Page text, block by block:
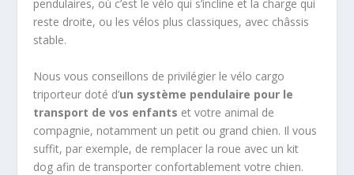
pendulaires, où c’est le vélo qui s’incline et la charge qui
reste droite, ou les vélos plus classiques, avec châssis
stable.
Nous vous conseillons de privilégier le vélo cargo
triporteur doté d’un système pendulaire pour le
transport de vos enfants et votre animal de
compagnie, notamment un petit ou grand chien. Il vous
suffit, par exemple, de remplacer la roue avec un kit
dog afin de transporter confortablement votre chien.